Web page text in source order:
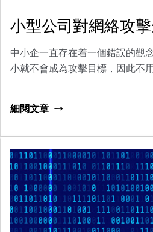
小型公司對網絡攻
中小企一直存在着一個錯誤的觀
小就不會成為攻擊目標，因此不
細閱文章